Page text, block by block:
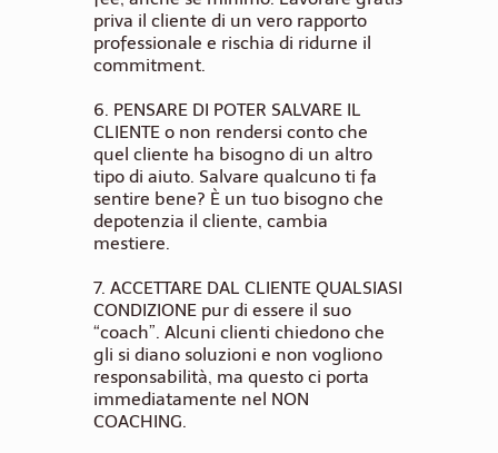
priva il cliente di un vero rapporto
professionale e rischia di ridurne il
commitment.
6. PENSARE DI POTER SALVARE IL
CLIENTE o non rendersi conto che
quel cliente ha bisogno di un altro
tipo di aiuto. Salvare qualcuno ti fa
sentire bene? È un tuo bisogno che
depotenzia il cliente, cambia
mestiere.
7. ACCETTARE DAL CLIENTE QUALSIASI
CONDIZIONE pur di essere il suo
“coach”. Alcuni clienti chiedono che
gli si diano soluzioni e non vogliono
responsabilità, ma questo ci porta
immediatamente nel NON
COACHING.